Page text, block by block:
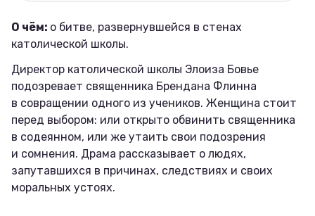
О чём: о битве, развернувшейся в стенах
католической школы.
Директор католической школы Элоиза Бовье
подозревает священника Брендана Флинна
в совращении одного из учеников. Женщина стоит
перед выбором: или открыто обвинить священника
в содеянном, или же утаить свои подозрения
и сомнения. Драма рассказывает о людях,
запутавшихся в причинах, следствиях и своих
моральных устоях.